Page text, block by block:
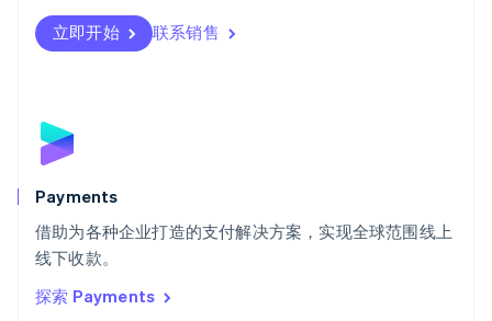
立即开始 联系销售
Payments
借助为各种企业打造的支付解决方案，实现全球范围线上
线下收款。
探索 Payments
瑞士
DeutschFrançais
English
斯洛文尼亚
泰国
ไทยEnglish
希腊
English
西班牙